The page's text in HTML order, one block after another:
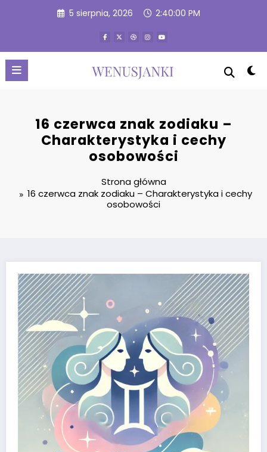
5 sierpnia, 2026 2:40:01 PM
16 czerwca znak zodiaku –
Charakterystyka i cechy
osobowości
Strona główna
16 czerwca znak zodiaku – Charakterystyka i cechy
osobowości